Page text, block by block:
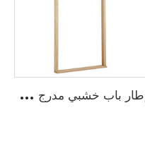
إ
طار باب خشبي مدرج في قائمة UL